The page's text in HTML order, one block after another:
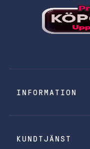
INFORMATION
KUNDTJÄNST